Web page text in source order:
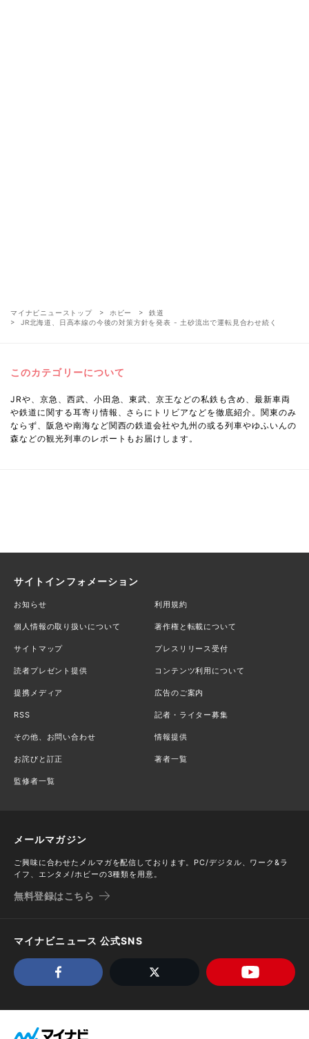
マイナビニューストップ ホビー
鉄道
JR北海道、日高本線の今後の対策方針を発表 - 土砂流出で運転見合わせ続く
このカテゴリーについて
JRや、京急、西武、小田急、東武、京王などの私鉄も含め、最新車両
や鉄道に関する耳寄り情報、さらにトリビアなどを徹底紹介。関東のみ
ならず、阪急や南海など関西の鉄道会社や九州の或る列車やゆふいんの
森などの観光列車のレポートもお届けします。
サイトインフォメーション
お知らせ 利用規約
個人情報の取り扱いについて 著作権と転載について
サイトマップ プレスリリース受付
読者プレゼント提供 コンテンツ利用について
提携メディア 広告のご案内
RSS 記者・ライター募集
その他、お問い合わせ 情報提供
お詫びと訂正 著者一覧
監修者一覧
メールマガジン
ご興味に合わせたメルマガを配信しております。PC/デジタル、ワーク&ラ
イフ、エンタメ/ホビーの3種類を用意。
無料登録はこちら
マイナビニュース 公式SNS